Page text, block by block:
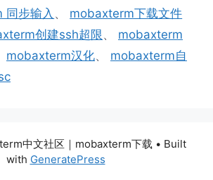
步输入 、 mobaxterm下载文件
创建ssh超限 、 mobaxterm
mobaxterm汉化、 mobaxterm自
中文社区｜mobaxterm下载 • Built
with GeneratePress